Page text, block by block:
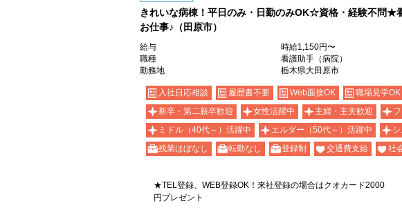
派遣社員
きれいな病棟！平日のみ・日勤のみOK☆資格・経験不問★
お仕事♪（田原市）
給与
時給1,150円〜
職種
看護助手（病院）
勤務地
栃木県大田原市
入社日応相談 履歴書不要 Web面接OK 職場見学
新卒・第二新卒歓迎
女性活躍中 主婦・主夫歓迎
ミドル（40代～）活躍中
エルダー（50代～）活躍中
残業ほぼなし
転勤なし 登録制 交通費支給 社
★TEL登録、WEB登録OK！来社登録の場合はクオカード2000
円プレゼント